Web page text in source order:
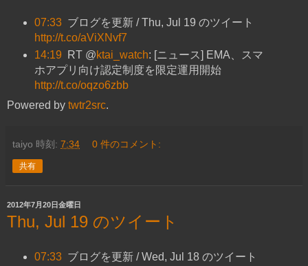
07:33 ブログを更新 / Thu, Jul 19 のツイート
http://t.co/aViXNvf7
14:19
RT @ktai_watch: [ニュース] EMA、スマ
ホアプリ向け認定制度を限定運用開始
http://t.co/oqzo6zbb
Powered by twtr2src.
taiyo 時刻: 7:34 0 件のコメント:
共有
2012年7月20日金曜日
Thu, Jul 19 のツイート
07:33 ブログを更新 / Wed, Jul 18 のツイート